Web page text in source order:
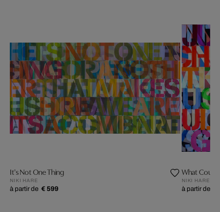
It's Not One Thing
NIKI HARE
à partir de € 599
What Could
NIKI HARE
à partir de